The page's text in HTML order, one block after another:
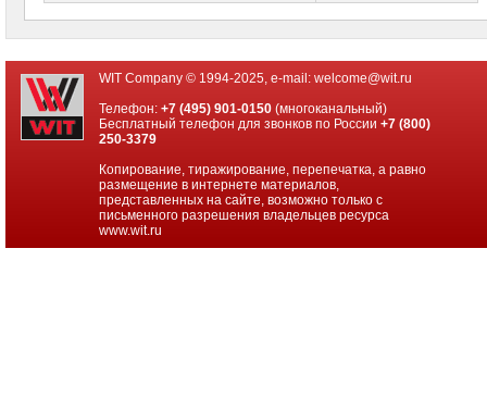
Серверные
процессоры
Серверная
Серверные
WIT Company © 1994-2025, e-mail: welcome@wit.ru
Телефон:+7 (495) 901-0150 (многоканальный)
Бесплатный телефон для звонков по России+7 (800)
250-3379
Копирование, тиражирование, перепечатка, а равно
размещение в интернете материалов,
представленных на сайте, возможно только с
письменного разрешения владельцев ресурса
www.wit.ru